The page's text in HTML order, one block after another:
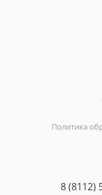
Политика
8 (8112)